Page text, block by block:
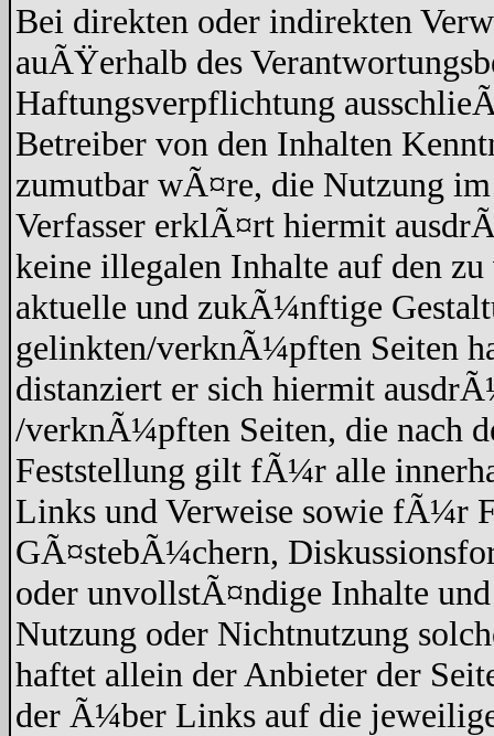
Bei direkten oder indirekten
auÃŸerhalb des
Haftungsverpflichtung
Betreiber von den Inhalten
zumutbar wÃ¤re, die Nutzung
Verfasser erklÃ¤rt hiermit
keine illegalen Inhalte auf den
aktuelle und zukÃ¼nftige
gelinkten/verknÃ¼pften Seiten
distanziert er sich hiermit
/verknÃ¼pften Seiten, die nach
Feststellung gilt fÃ¼r alle
Links und Verweise sowie fÃ¼r
GÃ¤stebÃ¼chern,
oder unvollstÃ¤ndige Inhalte
Nutzung oder Nichtnutzung
haftet allein der Anbieter der
der Ã¼ber Links auf die